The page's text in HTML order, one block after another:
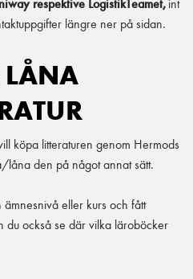
respektive LogistikTeamet, int
längre ner på sidan.
LÅNA
köpa litteraturen genom Hermods
låna den på något annat sätt.
eller kurs och fått
du också se där vilka läroböcker